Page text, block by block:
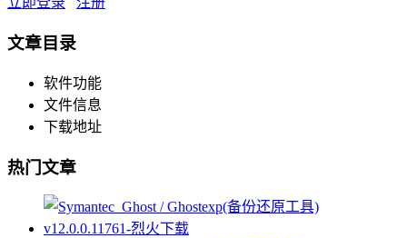
文章目录
软件功能
文件信息
下载地址
热门文章